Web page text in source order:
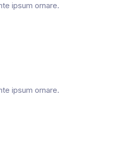
ipsum ornare.
ipsum ornare.